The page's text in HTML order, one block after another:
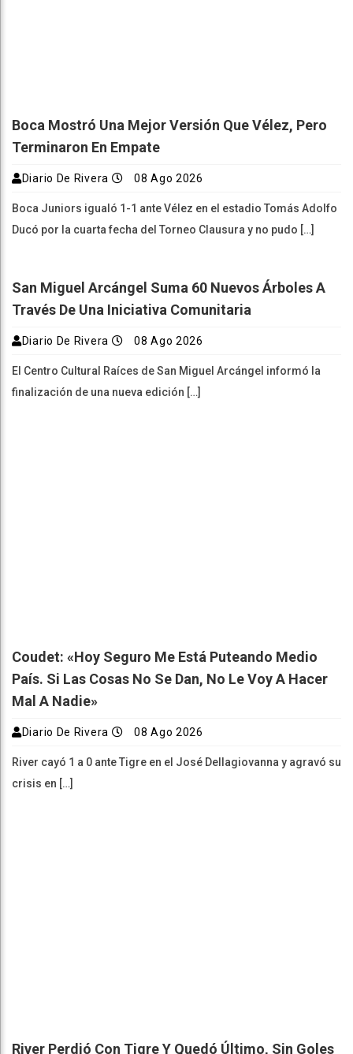
Boca Mostró Una Mejor Versión Que Vélez, Pero
Terminaron En Empate
Diario De Rivera 08 Ago 2026
Boca Juniors igualó 1-1 ante Vélez en el estadio Tomás Adolfo
Ducó por la cuarta fecha del Torneo Clausura y no pudo […]
San Miguel Arcángel Suma 60 Nuevos Árboles A
Través De Una Iniciativa Comunitaria
Diario De Rivera 08 Ago 2026
El Centro Cultural Raíces de San Miguel Arcángel informó la
finalización de una nueva edición […]
Coudet: «Hoy Seguro Me Está Puteando Medio
País. Si Las Cosas No Se Dan, No Le Voy A Hacer
Mal A Nadie»
Diario De Rivera 08 Ago 2026
River cayó 1 a 0 ante Tigre en el José Dellagiovanna y agravó su
crisis en […]
River Perdió Con Tigre Y Quedó Último, Sin Goles